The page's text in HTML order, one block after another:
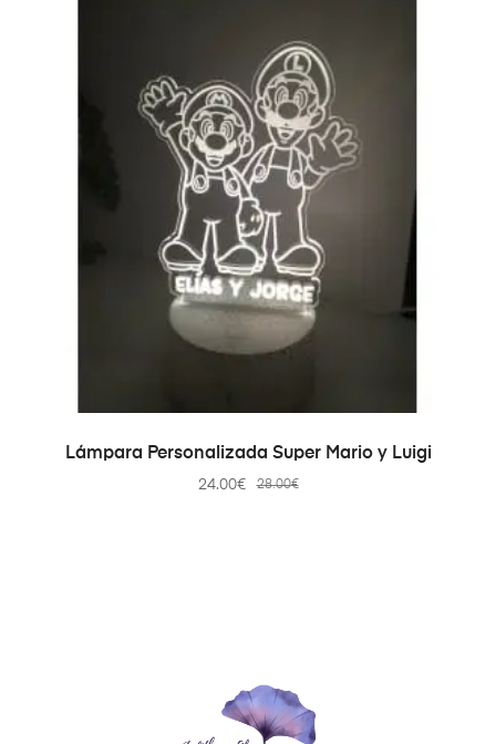
SELECT OPTIONS
Lámpara Personalizada Super Mario y Luigi
28.00€
24.00€